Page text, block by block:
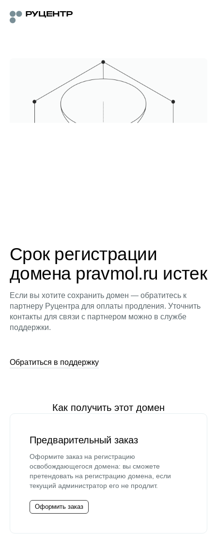
Срок регистрации
домена pravmol.ru истек
Если вы хотите сохранить домен — обратитесь к
партнеру Руцентра для оплаты продления. Уточнить
контакты для связи с партнером можно в службе
поддержки.
Обратиться в поддержку
Как получить этот домен
Предварительный заказ
Оформите заказ на регистрацию
освобождающегося домена: вы сможете
претендовать на регистрацию домена, если
текущий администратор его не продлит.
Оформить заказ